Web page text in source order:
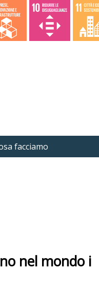
facciamo
nel mondo i